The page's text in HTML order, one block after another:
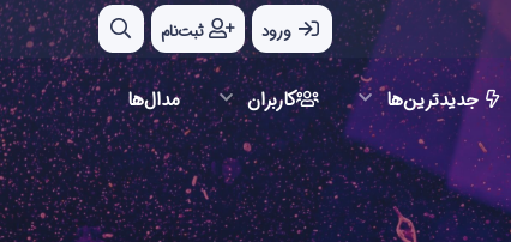
ورود ثبت‌نام
جدیدترین‌ها کاربران مدال‌ها